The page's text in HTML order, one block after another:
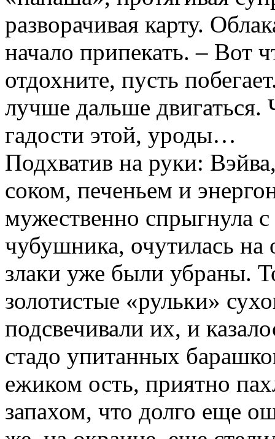
разворачивая карту.
начало припекать. – Вот
отдохните, пусть
лучше дальше двигаться.
гадости этой, уроды…
Подхватив на руки:
соком, печеньем и
мужественно спрыгнула
чубушника, очутилась на
злаки уже были убраны.
золотистые «рульки»
подсвечивали их, и
стадо упитанных
ежиком ость, приятно
запахом, что долго еще